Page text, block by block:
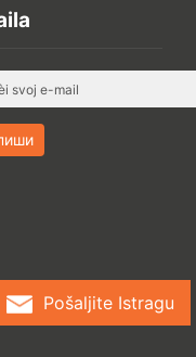
Pošaljite Istragu